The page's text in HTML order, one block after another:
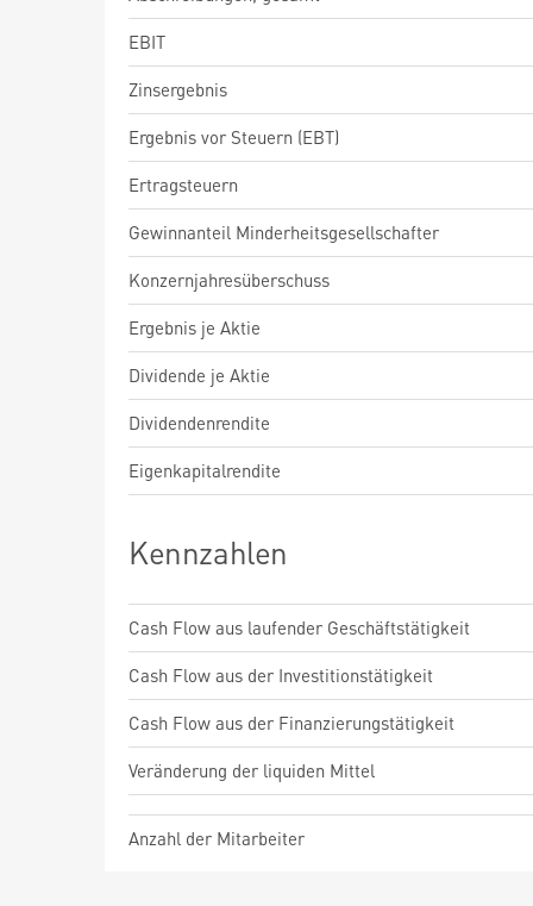
EBIT
Zinsergebnis
Ergebnis vor Steuern (EBT)
Ertragsteuern
Gewinnanteil Minderheitsgesellschafter
Konzernjahresüberschuss
Ergebnis je Aktie
Dividende je Aktie
Dividendenrendite
Eigenkapitalrendite
Kennzahlen
Cash Flow aus laufender Geschäftstätigkeit
Cash Flow aus der Investitionstätigkeit
Cash Flow aus der Finanzierungstätigkeit
Veränderung der liquiden Mittel
Anzahl der Mitarbeiter